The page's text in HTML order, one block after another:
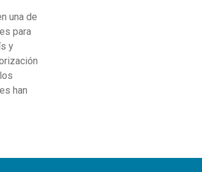
una de
para
y
han